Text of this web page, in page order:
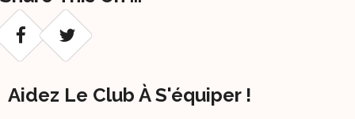
Aidez Le Club À S'équiper !